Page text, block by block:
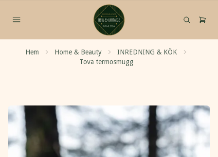
Hem Home & Beauty
INREDNING & KÖK
Tova termosmugg